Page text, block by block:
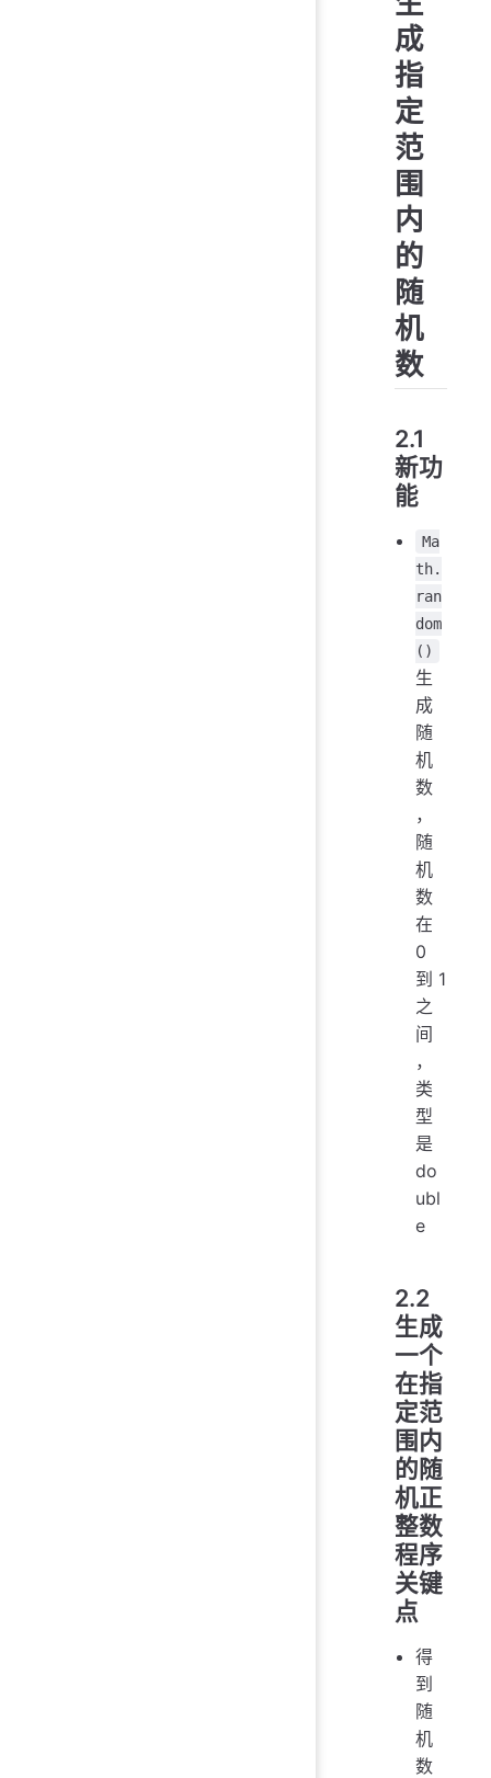
成
指
定
范
围
内
的
随
机
数
2.1
新功
能
Ma
th.
ran
dom
()
生
成
随
机
数
，
随
机
数
在
0
到 1
之
间
，
类
型
是
do
ubl
e
2.2
生成
一个
在指
定范
围内
的随
机正
整数
程序
关键
点
得
到
随
机
数